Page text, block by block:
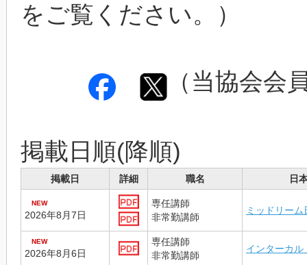
をご覧ください。）
（当協会会
掲載日順(降順)
掲載日 詳細 職名 日
NEW
2026年8月7日
専任講師
非常勤講師
ミッドリー
NEW
2026年8月6日
専任講師
非常勤講師
インターカル